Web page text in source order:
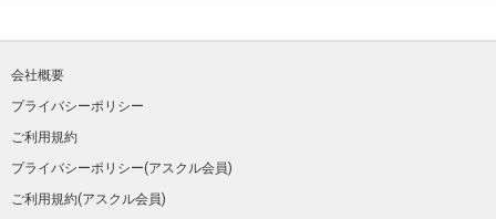
会社概要
プライバシーポリシー
ご利用規約
プライバシーポリシー(アスクル会員)
ご利用規約(アスクル会員)